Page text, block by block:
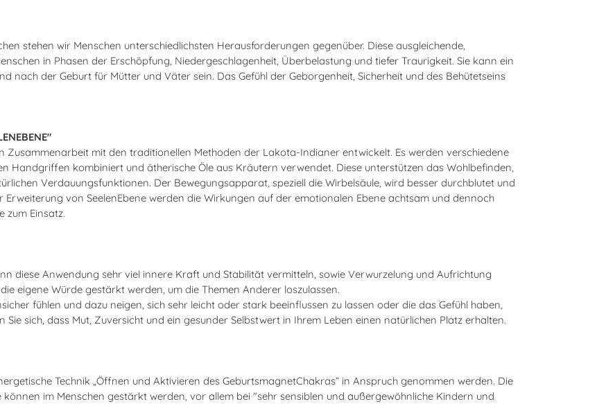
stehen wir Menschen unterschiedlichsten Herausforderungen gegenüber. Diese ausgleichende,
in Phasen der Erschöpfung, Niedergeschlagenheit, Überbelastung und tiefer Traurigkeit. Sie kann ein
nach der Geburt für Mütter und Väter sein. Das Gefühl der Geborgenheit, Sicherheit und des Behütetseins
Zusammenarbeit mit den traditionellen Methoden der Lakota-Indianer entwickelt. Es werden verschiedene
Handgriffen kombiniert und ätherische Öle aus Kräutern verwendet. Diese unterstützen das Wohlbefinden,
Verdauungsfunktionen. Der Bewegungsapparat, speziell die Wirbelsäule, wird besser durchblutet und
von SeelenEbene werden die Wirkungen auf der emotionalen Ebene achtsam und dennoch
zum Einsatz.
diese Anwendung sehr viel innere Kraft und Stabilität vermitteln, sowie Verwurzelung und Aufrichtung
eigene Würde gestärkt werden, um die Themen Anderer loszulassen.
fühlen und dazu neigen, sich sehr leicht oder stark beeinflussen zu lassen oder die das Gefühl haben,
sich, dass Mut, Zuversicht und ein gesunder Selbstwert in Ihrem Leben einen natürlichen Platz erhalten.
Technik „Öffnen und Aktivieren des GeburtsmagnetChakras” in Anspruch genommen werden. Die
im Menschen gestärkt werden, vor allem bei "sehr sensiblen und außergewöhnliche Kindern und